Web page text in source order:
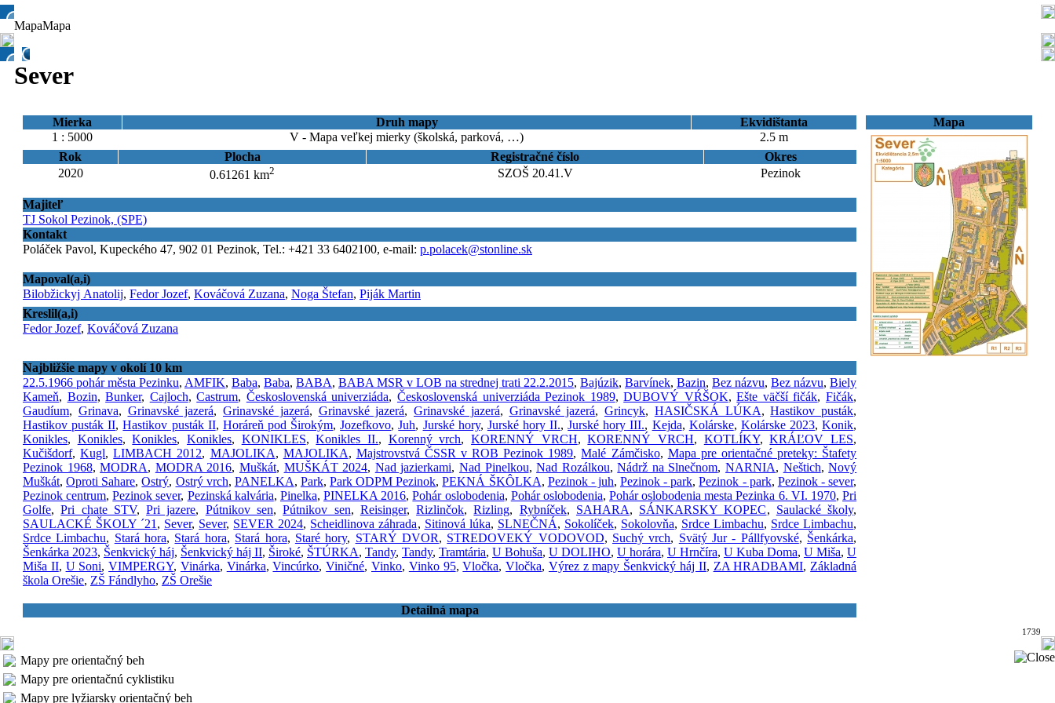
MapaMapa
Sever
Mierka Druh mapy
Ekvidištanta
1 : 5000
V - Mapa veľkej mierky (školská, parková, …)
2.5 m
Rok
Plocha Registračné číslo
Okres
2020
0.61261 km2 SZOŠ 20.41.V Pezinok
Majiteľ
TJ Sokol Pezinok, (SPE)
Kontakt
Poláček Pavol, Kupeckého 47, 902 01 Pezinok, Tel.: +421 33 6402100, e-mail: p.polacek@stonline.sk
Mapoval(a,i)
Bilobžickyj Anatolij, Fedor Jozef, Kováčová Zuzana, Noga Štefan, Piják Martin
Kreslil(a,i)
Fedor Jozef, Kováčová Zuzana
Najbližšie mapy v okolí 10 km
22.5.1966 pohár města Pezinku, AMFIK, Baba, Baba, BABA, BABA MSR v LOB na strednej trati 22.2.2015, Bajúzik, Barvínek, Bazin, Bez názvu, Bez názvu, Biely
Kameň, Bozin,Bunker, Cajloch,Castrum, Československá univerziáda, Československá univerziáda Pezinok 1989,DUBOVÝ VŔŠOK,Ešte väčší fičák, Fičák,
Gaudíum, Grinava, Grinavské jazerá, Grinavské jazerá, Grinavské jazerá, Grinavské jazerá, Grinavské jazerá, Grincyk, HASIČSKÁ LÚKA,Hastikov pusták,
Hastikov pusták II,Hastikov pusták II, Horáreň pod Širokým,Jozefkovo,Juh, Jurské hory, Jurské hory II.,Jurské hory III., Kejda, Kolárske, Kolárske 2023,Konik,
Konikles, Konikles,Konikles,Konikles, KONIKLES,Konikles II., Korenný vrch,KORENNÝ VRCH,KORENNÝ VRCH, KOTLÍKY,KRÁĽOV LES,
Kučišdorf,Kugl,LIMBACH 2012, MAJOLIKA, MAJOLIKA, Majstrovstvá ČSSR v ROB Pezinok 1989,Malé Zámčisko, Mapa pre orientačné preteky: Štafety
Pezinok 1968,MODRA, MODRA 2016, Muškát, MUŠKÁT 2024, Nad jazierkami, Nad Pinelkou,Nad Rozálkou,Nádrž na Slnečnom,NARNIA, Neštich,Nový
Muškát,Oproti Sahare,Ostrý, Ostrý vrch, PANELKA, Park, Park ODPM Pezinok,PEKNÁ ŠKÔLKA, Pezinok - juh, Pezinok - park,Pezinok - park, Pezinok - sever,
Pezinok centrum,Pezinok sever, Pezinská kalvária, Pinelka,PINELKA 2016,Pohár oslobodenia, Pohár oslobodenia,Pohár oslobodenia mesta Pezinka 6. VI. 1970,Pri
Golfe,Pri chate STV,Pri jazere, Pútnikov sen,Pútnikov sen, Reisinger,Rizlinčok,Rizling, Rybníček, SAHARA, SÁNKARSKY KOPEC, Saulacké školy,
SAULACKÉ ŠKOLY ´21, Sever, Sever, SEVER 2024, Scheidlinova záhrada, Sitinová lúka, SLNEČNÁ, Sokolíček, Sokolovňa, Srdce Limbachu, Srdce Limbachu,
Srdce Limbachu, Stará hora, Stará hora, Stará hora, Staré hory, STARÝ DVOR, STREDOVEKÝ VODOVOD, Suchý vrch, Svätý Jur - Pállfyovské, Šenkárka,
Šenkárka 2023, Šenkvický háj, Šenkvický háj II, Široké, ŠTÚRKA, Tandy, Tandy, Tramtária, U Bohuša, U DOLIHO, U horára, U Hrnčíra, U Kuba Doma, U Miša, U
Miša II, U Soni,VIMPERGY, Vinárka, Vinárka,Vincúrko,Viničné,Vinko, Vinko 95,Vločka,Vločka, Výrez z mapy Šenkvický háj II, ZA HRADBAMI,Základná
škola Orešie, ZŠ Fándlyho, ZŠ Orešie
Detailná mapa
Mapa
1739
Mapy pre orientačný beh
Mapy pre orientačnú cyklistiku
Mapy pre lyžiarsky orientačný beh